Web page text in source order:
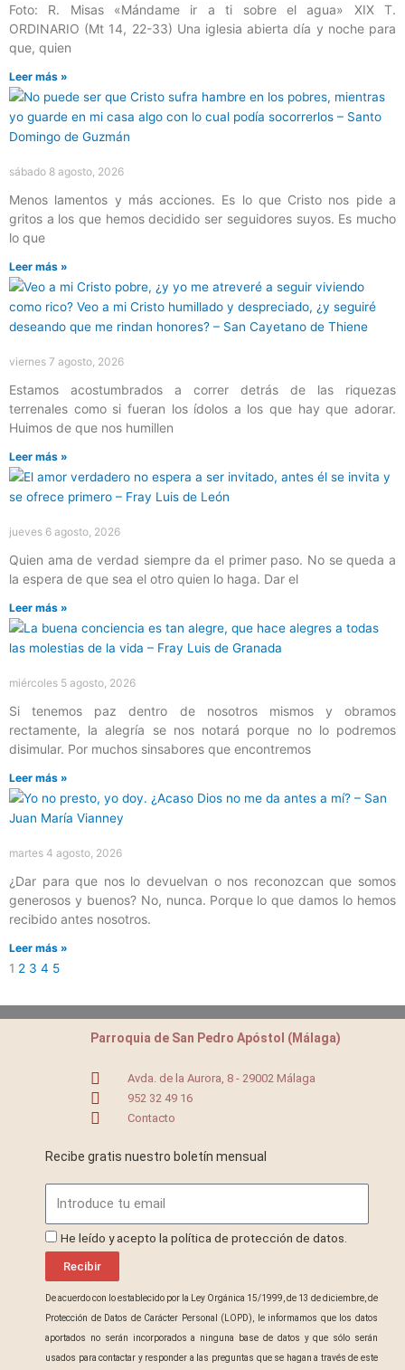
Foto: R. Misas «Mándame ir a ti sobre el agua» XIX T.
ORDINARIO (Mt 14, 22-33) Una iglesia abierta día y noche para
que, quien
Leer más »
sábado 8 agosto, 2026
Menos lamentos y más acciones. Es lo que Cristo nos pide a
gritos a los que hemos decidido ser seguidores suyos. Es mucho
lo que
Leer más »
viernes 7 agosto, 2026
Estamos acostumbrados a correr detrás de las riquezas
terrenales como si fueran los ídolos a los que hay que adorar.
Huimos de que nos humillen
Leer más »
jueves 6 agosto, 2026
Quien ama de verdad siempre da el primer paso. No se queda a
la espera de que sea el otro quien lo haga. Dar el
Leer más »
miércoles 5 agosto, 2026
Si tenemos paz dentro de nosotros mismos y obramos
rectamente, la alegría se nos notará porque no lo podremos
disimular. Por muchos sinsabores que encontremos
Leer más »
martes 4 agosto, 2026
¿Dar para que nos lo devuelvan o nos reconozcan que somos
generosos y buenos? No, nunca. Porque lo que damos lo hemos
recibido antes nosotros.
Leer más »
1 2 3 4 5
Parroquia de San Pedro Apóstol (Málaga)
Avda. de la Aurora, 8 - 29002 Málaga
952 32 49 16
Contacto
Recibe gratis nuestro boletín mensual
ProteccionDatos
He leído y acepto la política de protección de datos.
Recibir
De acuerdo con lo establecido por la Ley Orgánica 15/1999, de 13 de diciembre, de
Protección de Datos de Carácter Personal (LOPD), le informamos que los datos
aportados no serán incorporados a ninguna base de datos y que sólo serán
usados para contactar y responder a las preguntas que se hagan a través de este